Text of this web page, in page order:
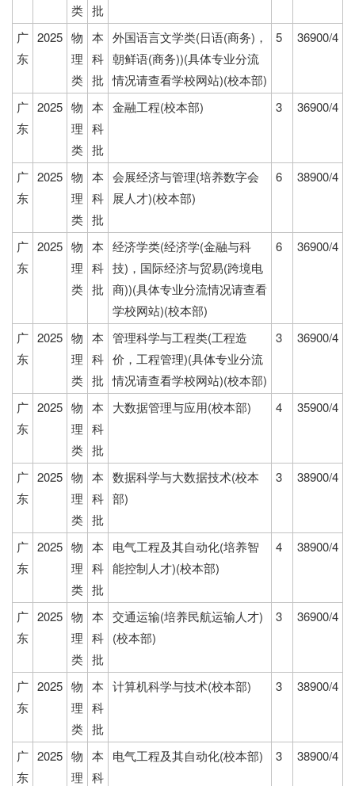
类 批
广
东
2025 物
理
类
本
科
批
外国语言文学类(日语(商务)，
朝鲜语(商务))(具体专业分流
情况请查看学校网站)(校本部)
5 36900/4
广
东
2025 物
理
类
本
科
批
金融工程(校本部) 3 36900/4
广
东
2025 物
理
类
本
科
批
会展经济与管理(培养数字会
展人才)(校本部)
6 38900/4
广
东
2025 物
理
类
本
科
批
经济学类(经济学(金融与科
技)，国际经济与贸易(跨境电
商))(具体专业分流情况请查看
学校网站)(校本部)
6 36900/4
广
东
2025 物
理
类
本
科
批
管理科学与工程类(工程造
价，工程管理)(具体专业分流
情况请查看学校网站)(校本部)
3 36900/4
广
东
2025 物
理
类
本
科
批
大数据管理与应用(校本部) 4 35900/4
广
东
2025 物
理
类
本
科
批
数据科学与大数据技术(校本
部)
3 38900/4
广
东
2025 物
理
类
本
科
批
电气工程及其自动化(培养智
能控制人才)(校本部)
4 38900/4
广
东
2025 物
理
类
本
科
批
交通运输(培养民航运输人才)
(校本部)
3 36900/4
广
东
2025 物
理
类
本
科
批
计算机科学与技术(校本部) 3 38900/4
广
东
2025 物
理
本
科
电气工程及其自动化(校本部) 3 38900/4